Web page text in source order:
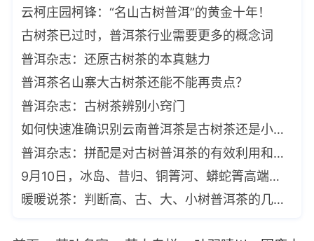
云柯庄园柯锋：“名山古树普洱”的黄金十年！
古树茶已过时，普洱茶行业需要更多的概念词
普洱杂志：还原古树茶的本真魅力
普洱茶名山寨大古树茶还能不能再贵点？
普洱杂志：古树茶辨别小窍门
如何快速准确识别云南普洱茶是古树茶还是小树茶？
普洱杂志：拼配是对古树普洱茶的有效利用和保护
9月10日，冰岛、昔归、铜箐河、蟒蛇箐高端古树普洱茶品赏会
暖暖说茶：判断高、古、大、小树普洱茶的几个维度